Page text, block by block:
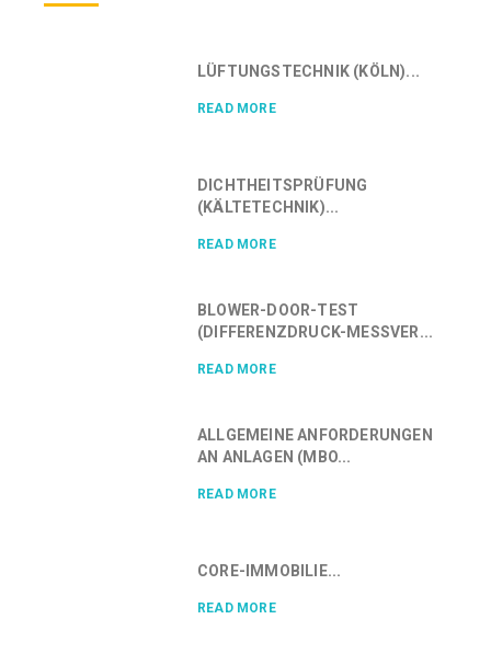
LÜFTUNGSTECHNIK (KÖLN)...
READ MORE
DICHTHEITSPRÜFUNG
(KÄLTETECHNIK)...
READ MORE
BLOWER-DOOR-TEST
(DIFFERENZDRUCK-MESSVER...
READ MORE
ALLGEMEINE ANFORDERUNGEN
AN ANLAGEN (MBO...
READ MORE
CORE-IMMOBILIE...
READ MORE